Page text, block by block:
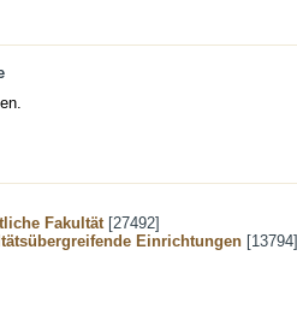
Fakultät[27492]
Einrichtungen [13794]